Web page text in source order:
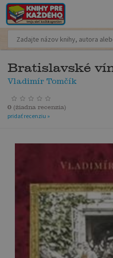
Bratislavské
Vladimír Tomčík
0 (žiadna recenzia)
pridať recenziu »